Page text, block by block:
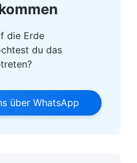
die Erde
du das
über WhatsApp